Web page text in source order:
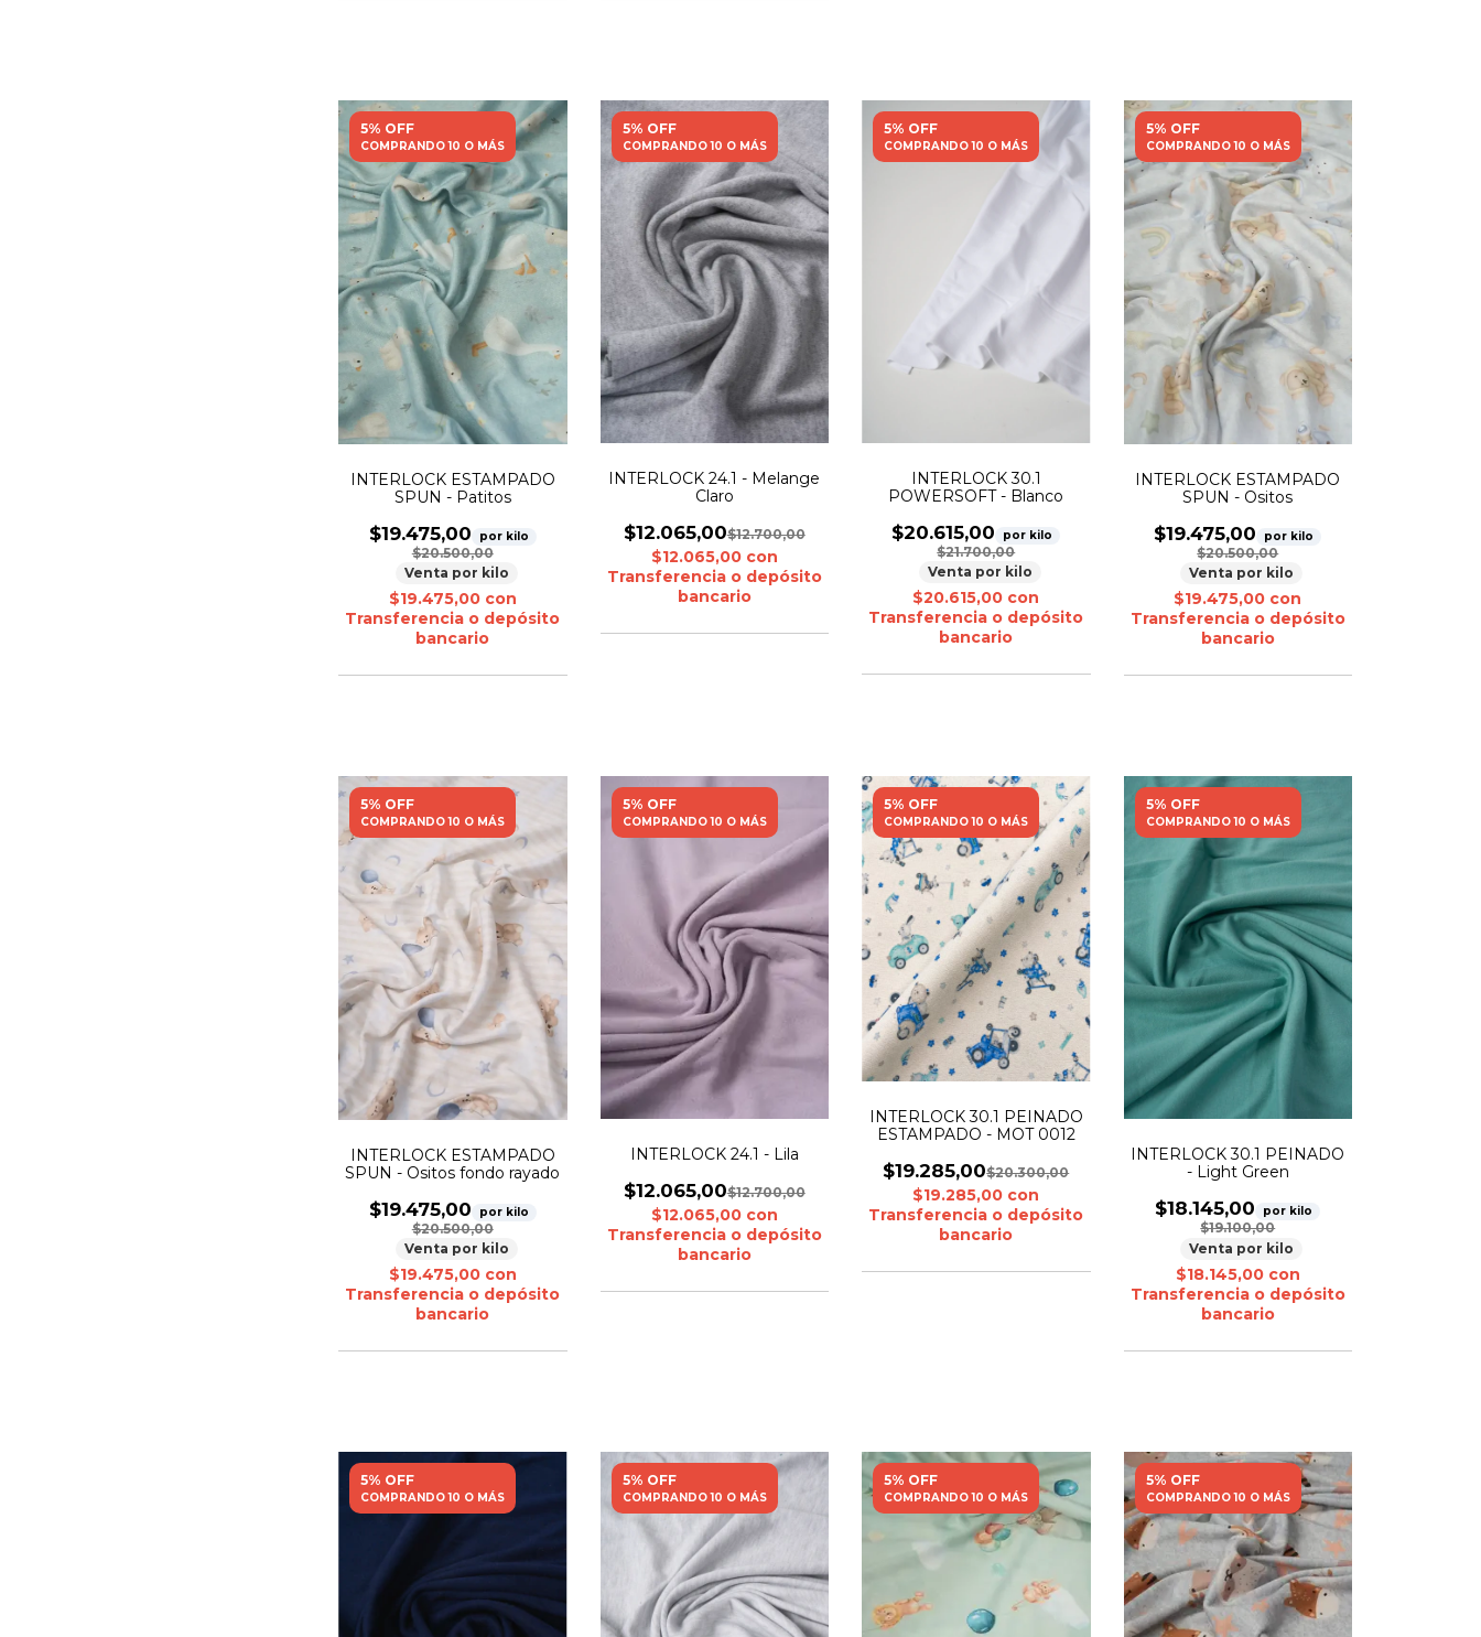
5% OFF
COMPRANDO 10 O MÁS
INTERLOCK ESTAMPADO
SPUN - Patitos
$19.475,00 por kilo
$20.500,00
Venta por kilo
$19.475,00 con
Transferencia o depósito
bancario
5% OFF
COMPRANDO 10 O MÁS
INTERLOCK 24.1 - Melange
Claro
$12.065,00$12.700,00
$12.065,00 con
Transferencia o depósito
bancario
5% OFF
COMPRANDO 10 O MÁS
INTERLOCK 30.1
POWERSOFT - Blanco
$20.615,00 por kilo
$21.700,00
Venta por kilo
$20.615,00 con
Transferencia o depósito
bancario
5% OFF
COMPRANDO 10 O MÁS
INTERLOCK ESTAMPADO
SPUN - Ositos
$19.475,00 por kilo
$20.500,00
Venta por kilo
$19.475,00 con
Transferencia o depósito
bancario
5% OFF
COMPRANDO 10 O MÁS
INTERLOCK ESTAMPADO
SPUN - Ositos fondo rayado
$19.475,00 por kilo
$20.500,00
Venta por kilo
$19.475,00 con
Transferencia o depósito
bancario
5% OFF
COMPRANDO 10 O MÁS
INTERLOCK 24.1 - Lila
$12.065,00$12.700,00
$12.065,00 con
Transferencia o depósito
bancario
5% OFF
COMPRANDO 10 O MÁS
INTERLOCK 30.1 PEINADO
ESTAMPADO - MOT 0012
$19.285,00$20.300,00
$19.285,00 con
Transferencia o depósito
bancario
5% OFF
COMPRANDO 10 O MÁS
INTERLOCK 30.1 PEINADO
- Light Green
$18.145,00 por kilo
$19.100,00
Venta por kilo
$18.145,00 con
Transferencia o depósito
bancario
5% OFF
COMPRANDO 10 O MÁS
5% OFF
COMPRANDO 10 O MÁS
5% OFF
COMPRANDO 10 O MÁS
5% OFF
COMPRANDO 10 O MÁS